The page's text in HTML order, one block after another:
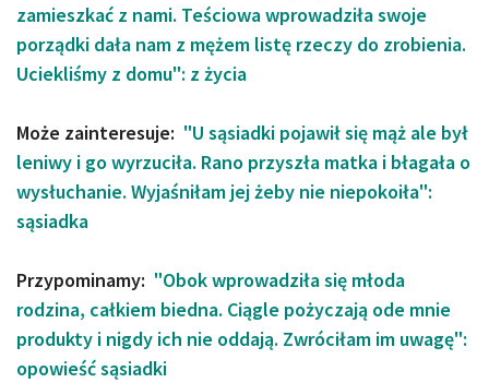
zamieszkać z nami. Teściowa wprowadziła swoje
porządki dała nam z mężem listę rzeczy do zrobienia.
Uciekliśmy z domu": z życia
Może zainteresuje: "U sąsiadki pojawił się mąż ale był
leniwy i go wyrzuciła. Rano przyszła matka i błagała o
wysłuchanie. Wyjaśniłam jej żeby nie niepokoiła":
sąsiadka
Przypominamy: "Obok wprowadziła się młoda
rodzina, całkiem biedna. Ciągle pożyczają ode mnie
produkty i nigdy ich nie oddają. Zwróciłam im uwagę":
opowieść sąsiadki